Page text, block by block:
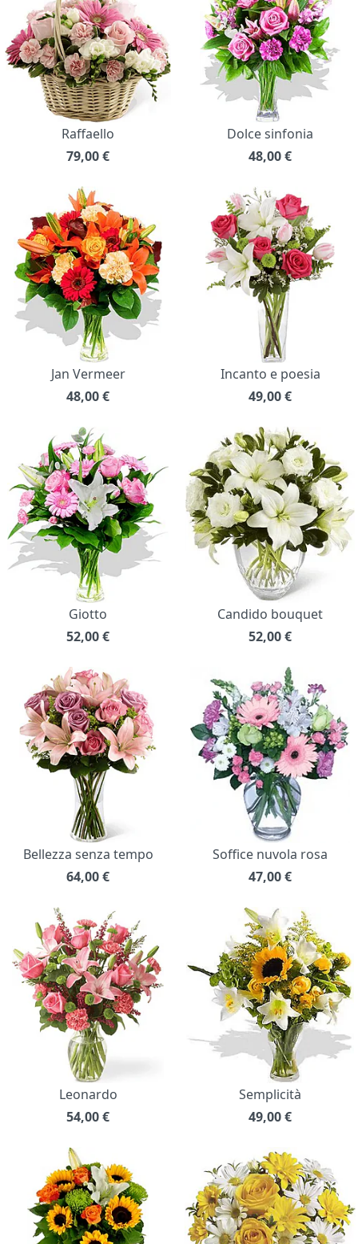
Raffaello
79,00€
Dolce sinfonia
48,00€
Jan Vermeer
48,00€
Incanto e poesia
49,00€
Giotto
52,00€
Candido bouquet
52,00€
Bellezza senza tempo
64,00€
Soffice nuvola rosa
47,00€
Leonardo
54,00€
Semplicità
49,00€